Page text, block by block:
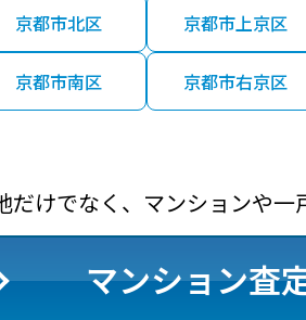
京都市北区 京都市上京区
京都市南区 京都市右京区
だけでなく、マンションや一
マンション査